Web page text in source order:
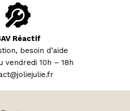
Réactif
besoin d’aide
vendredi 10h – 18h